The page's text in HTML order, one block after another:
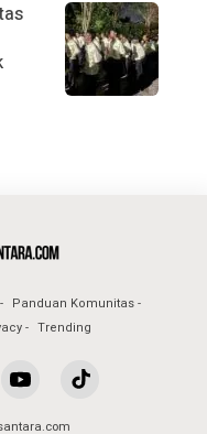
Panduan Komunitas
Trending